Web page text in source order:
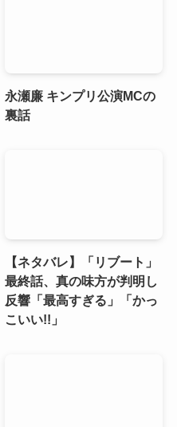
永瀬廉 キンプリ公演MCの
裏話
【ネタバレ】「リブート」
最終話、真の味方が判明し
反響「最高すぎる」「かっ
こいい!!」